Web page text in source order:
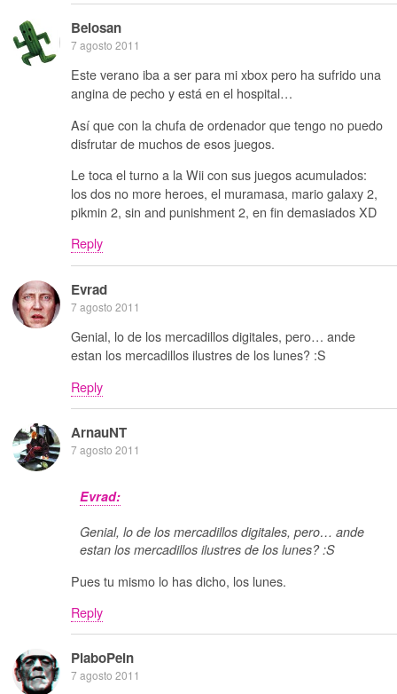
Belosan
7 agosto 2011
Este verano iba a ser para mi xbox pero ha sufrido una
angina de pecho y está en el hospital…
Así que con la chufa de ordenador que tengo no puedo
disfrutar de muchos de esos juegos.
Le toca el turno a la Wii con sus juegos acumulados:
los dos no more heroes, el muramasa, mario galaxy 2,
pikmin 2, sin and punishment 2, en fin demasiados XD
Reply
Evrad
7 agosto 2011
Genial, lo de los mercadillos digitales, pero… ande
estan los mercadillos ilustres de los lunes? :S
Reply
ArnauNT
7 agosto 2011
Evrad:
Genial, lo de los mercadillos digitales, pero… ande
estan los mercadillos ilustres de los lunes? :S
Pues tu mismo lo has dicho, los lunes.
Reply
PlaboPein
7 agosto 2011